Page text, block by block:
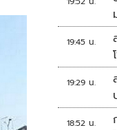
19:45 น.
19:29 น.
18:52 น.